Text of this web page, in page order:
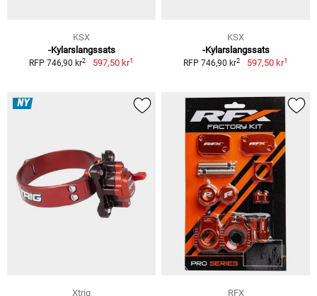
KSX
-Kylarslangssats
RFP 746,90 kr2 597,50 kr1
KSX
-Kylarslangssats
RFP 746,90 kr2 597,50 kr1
NY
Xtrig
RFX